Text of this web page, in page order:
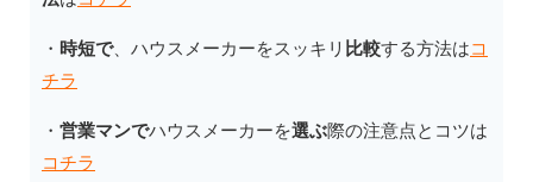
・ 時短で、ハウスメーカーをスッキリ 比較する方法はコ
チラ
・ 営業マンでハウスメーカーを選ぶ際の注意点とコツは
コチラ